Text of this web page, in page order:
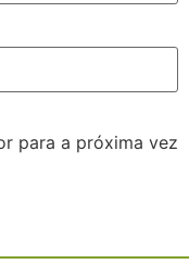
para a próxima vez